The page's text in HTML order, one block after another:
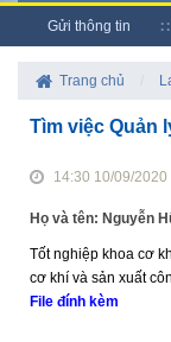
Gửi thông tin
Trang chủ
Tìm việc Quản
14:30 10/09/2020
Họ và tên: Nguyễn
Tốt nghiệp khoa cơ
cơ khí và sản xuất
File đính kèm